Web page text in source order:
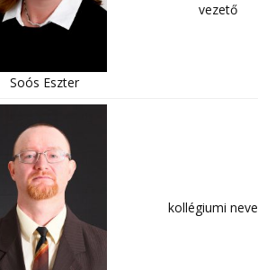
Soós Eszter
vezető
kollégiumi